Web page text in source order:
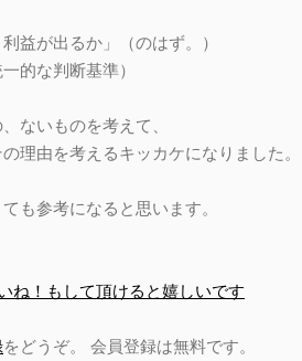
益が出るか」（のはず。）
的な判断基準）
ないものを考えて、
理由を考えるキッカケになりました。
も参考になると思います。
ね！もして頂けると嬉しいです
をどうぞ。 会員登録は無料です。